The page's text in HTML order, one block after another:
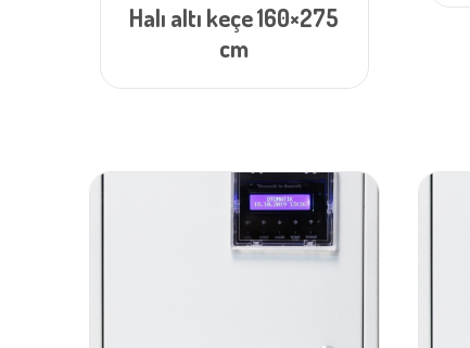
Halı altı keçe 160×275
cm